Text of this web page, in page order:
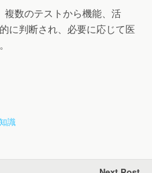
数のテストから機能、活
に判断され、必要に応じて医
識